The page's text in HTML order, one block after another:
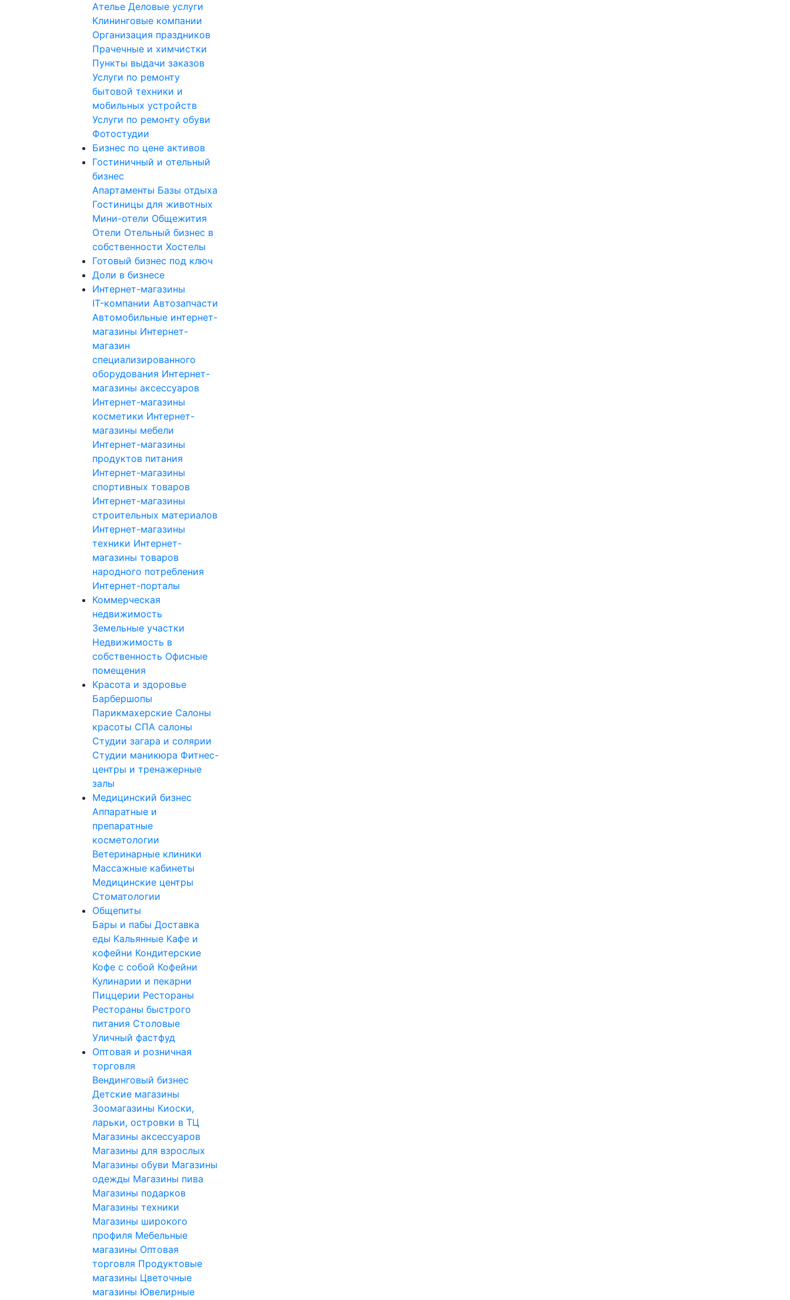
Ателье Деловые услуги
Клининговые компании
Организация праздников
Прачечные и химчистки
Пункты выдачи заказов
Услуги по ремонту
бытовой техники и
мобильных устройств
Услуги по ремонту обуви
Фотостудии
Бизнес по цене активов
Гостиничный и отельный
бизнес
Апартаменты Базы отдыха
Гостиницы для животных
Мини-отели Общежития
Отели Отельный бизнес в
собственности Хостелы
Готовый бизнес под ключ
Доли в бизнесе
Интернет-магазины
IT-компании Автозапчасти
Автомобильные интернет-
магазины Интернет-
магазин
специализированного
оборудования Интернет-
магазины аксессуаров
Интернет-магазины
косметики Интернет-
магазины мебели
Интернет-магазины
продуктов питания
Интернет-магазины
спортивных товаров
Интернет-магазины
строительных материалов
Интернет-магазины
техники Интернет-
магазины товаров
народного потребления
Интернет-порталы
Коммерческая
недвижимость
Земельные участки
Недвижимость в
собственность Офисные
помещения
Красота и здоровье
Барбершопы
Парикмахерские Салоны
красоты СПА салоны
Студии загара и солярии
Студии маникюра Фитнес-
центры и тренажерные
залы
Медицинский бизнес
Аппаратные и
препаратные
косметологии
Ветеринарные клиники
Массажные кабинеты
Медицинские центры
Стоматологии
Общепиты
Бары и пабы Доставка
еды Кальянные Кафе и
кофейни Кондитерские
Кофе с собой Кофейни
Кулинарии и пекарни
Пиццерии Рестораны
Рестораны быстрого
питания Столовые
Уличный фастфуд
Оптовая и розничная
торговля
Вендинговый бизнес
Детские магазины
Зоомагазины Киоски,
ларьки, островки в ТЦ
Магазины аксессуаров
Магазины для взрослых
Магазины обуви Магазины
одежды Магазины пива
Магазины подарков
Магазины техники
Магазины широкого
профиля Мебельные
магазины Оптовая
торговля Продуктовые
магазины Цветочные
магазины Ювелирные